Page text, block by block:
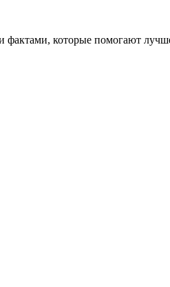
фактами, которые помогают